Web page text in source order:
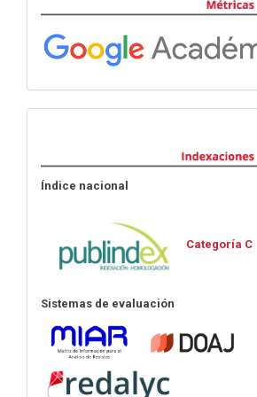
Índice nacional
Categoría C
Sistemas de evaluación